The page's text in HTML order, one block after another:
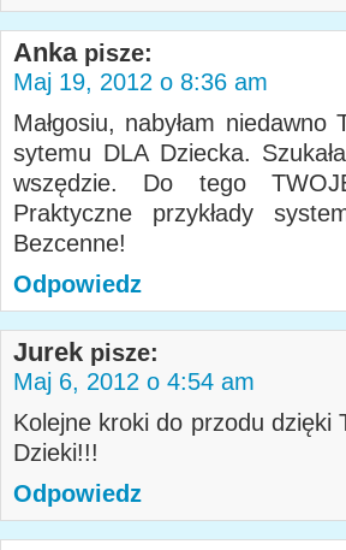
Anka pisze:
Maj 19, 2012 o 8:36 am
Małgosiu, nabyłam
sytemu DLA Dziecka.
wszędzie. Do tego
Praktyczne przykłady
Bezcenne!
Odpowiedz
Jurek pisze:
Maj 6, 2012 o 4:54 am
Kolejne kroki do przodu dzięki
Dzieki!!!
Odpowiedz